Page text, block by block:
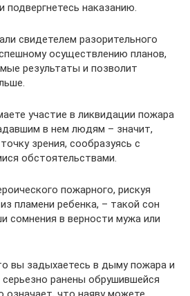
подвергнетесь наказанию.
свидетелем разорительного
осуществлению планов,
результаты и позволит
участие в ликвидации пожара
в нем людям – значит,
зрения, сообразуясь с
обстоятельствами.
пожарного, рискуя
пламени ребенка, – такой сон
сомнения в верности мужа или
вы задыхаетесь в дыму пожара и
серьезно ранены обрушившейся